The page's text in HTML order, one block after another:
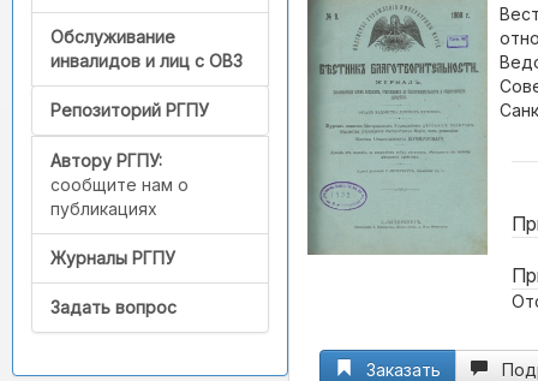
Обслуживание
инвалидов и лиц с ОВЗ
Репозиторий РГПУ
Автору РГПУ:
сообщите нам о
публикациях
Журналы РГПУ
Задать вопрос
Заказать